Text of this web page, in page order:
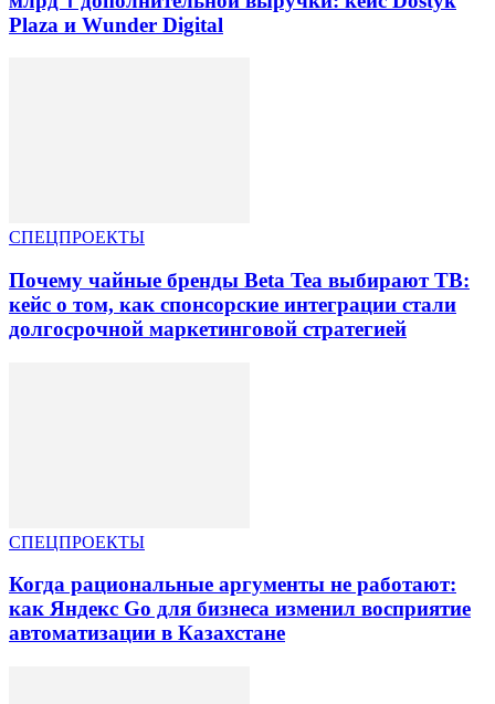
Plaza и Wunder Digital
СПЕЦПРОЕКТЫ
Почему чайные бренды Beta Tea выбирают ТВ:
кейс о том, как спонсорские интеграции стали
долгосрочной маркетинговой стратегией
СПЕЦПРОЕКТЫ
Когда рациональные аргументы не работают:
как Яндекс Go для бизнеса изменил восприятие
автоматизации в Казахстане